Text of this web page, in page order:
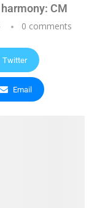
CM
0 comments
Twitter
Email